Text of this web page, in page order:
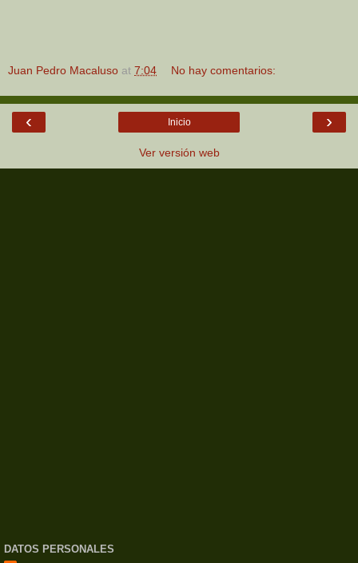
Juan Pedro Macaluso at 7:04 No hay comentarios:
‹ ›
Inicio
Ver versión web
DATOS PERSONALES